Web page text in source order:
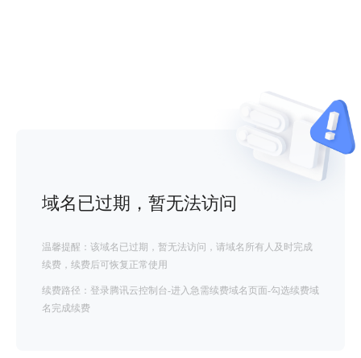
域名已过期，暂无法访问
温馨提醒：该域名已过期，暂无法访问，请域名所有人及时完成
续费，续费后可恢复正常使用
续费路径：登录腾讯云控制台-进入急需续费域名页面-勾选续费域
名完成续费